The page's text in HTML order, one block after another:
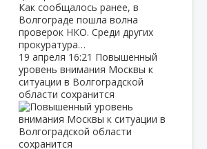
Как сообщалось ранее, в
Волгограде пошла волна
проверок НКО. Среди других
прокуратура…
19 апреля 16:21 Повышенный
уровень внимания Москвы к
ситуации в Волгоградской
области сохранится